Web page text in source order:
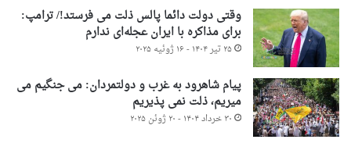
وقتی دولت دائما پالس ذلت می فرستد!/ ترامپ:
برای مذاکره با ایران عجله‌ای ندارم
۲۵ تیر ۱۴۰۴ - ۱۶ ژوئیه ۲۰۲۵
پیام شاهرود به غرب و دولتمردان: می جنگیم می
میریم، ذلت نمی پذیریم
۳۰ خرداد ۱۴۰۴ - ۲۰ ژوئن ۲۰۲۵